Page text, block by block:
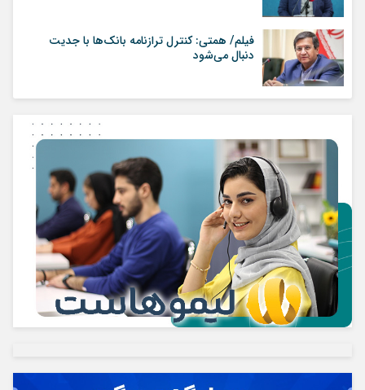
فیلم/ همتی: کنترل ترازنامه بانک‌ها با جدیت
دنبال می‌شود